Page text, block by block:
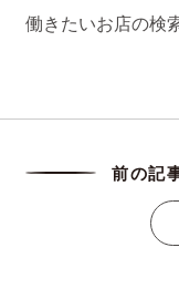
働きたいお店の検
前の記